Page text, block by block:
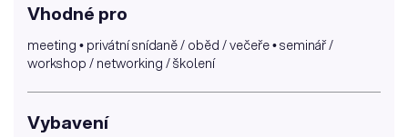
Vhodné pro
meeting • privátní snídaně / oběd / večeře • seminář /
workshop / networking / školení
Vybavení